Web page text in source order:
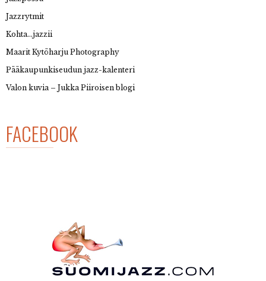
Jazzrytmit
Kohta…jazzii
Maarit Kytöharju Photography
Pääkaupunkiseudun jazz-kalenteri
Valon kuvia – Jukka Piiroisen blogi
FACEBOOK